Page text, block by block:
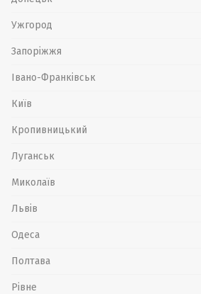
Ужгород
Запоріжжя
Івано-Франківськ
Київ
Кропивницький
Луганськ
Миколаїв
Львів
Одеса
Полтава
Рівне